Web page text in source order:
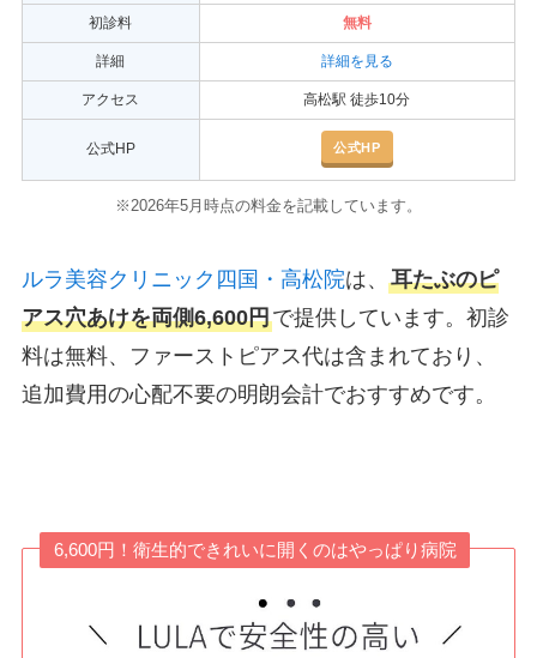
初診料 無料
詳細 詳細を見る
アクセス 高松駅 徒歩10分
公式HP 公式HP
※2026年5月時点の料金を記載しています。
ルラ美容クリニック四国・高松院は、 耳たぶのピ
アス穴あけを両側6,600円で提供しています。初診
料は無料、ファーストピアス代は含まれており、
追加費用の心配不要の明朗会計でおすすめです。
6,600円！衛生的できれいに開くのはやっぱり病院